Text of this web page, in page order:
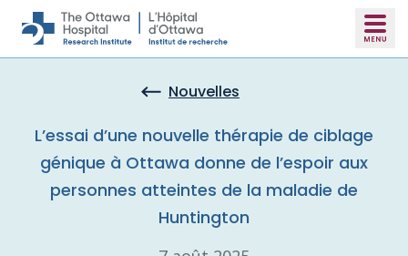
Skip to main content
Nouvelles
L’essai d’une nouvelle thérapie de ciblage
génique à Ottawa donne de l’espoir aux
personnes atteintes de la maladie de
Huntington